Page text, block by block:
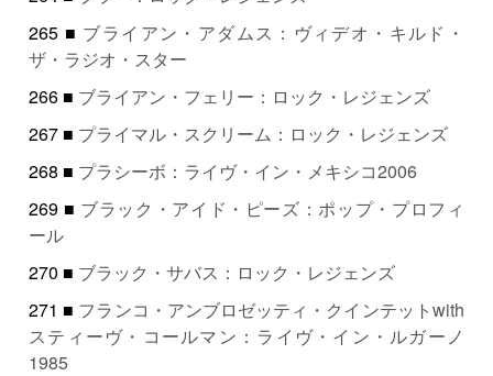
265 ■ ブライアン・アダムス：ヴィデオ・キルド・
ザ・ラジオ・スター
266 ■ ブライアン・フェリー：ロック・レジェンズ
267 ■ プライマル・スクリーム：ロック・レジェンズ
268 ■ プラシーボ：ライヴ・イン・メキシコ2006
269 ■ ブラック・アイド・ピーズ：ポップ・プロフィ
ール
270 ■ ブラック・サバス：ロック・レジェンズ
271 ■ フランコ・アンブロゼッティ・クインテットwith
スティーヴ・コールマン：ライヴ・イン・ルガーノ
1985